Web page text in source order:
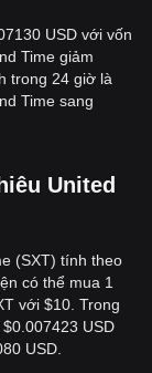
USD với vốn
Time giảm
trong 24 giờ là
Time sang
United
(SXT) tính theo
có thể mua 1
với $10. Trong
USD
USD.